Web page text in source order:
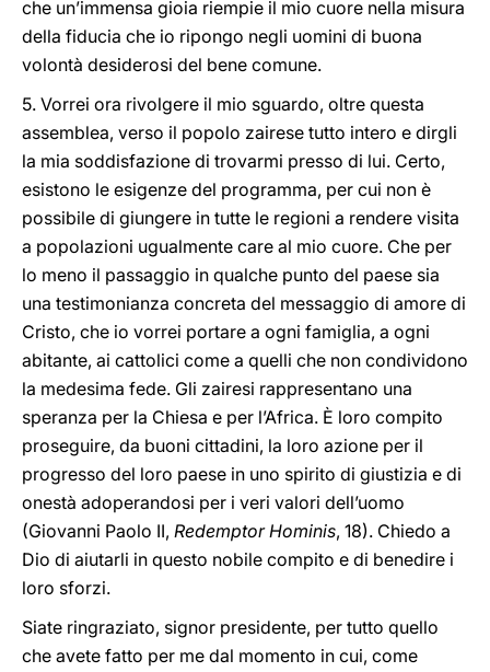
che un’immensa gioia riempie il mio cuore nella misura
della fiducia che io ripongo negli uomini di buona
volontà desiderosi del bene comune.
5. Vorrei ora rivolgere il mio sguardo, oltre questa
assemblea, verso il popolo zairese tutto intero e dirgli
la mia soddisfazione di trovarmi presso di lui. Certo,
esistono le esigenze del programma, per cui non è
possibile di giungere in tutte le regioni a rendere visita
a popolazioni ugualmente care al mio cuore. Che per
lo meno il passaggio in qualche punto del paese sia
una testimonianza concreta del messaggio di amore di
Cristo, che io vorrei portare a ogni famiglia, a ogni
abitante, ai cattolici come a quelli che non condividono
la medesima fede. Gli zairesi rappresentano una
speranza per la Chiesa e per l’Africa. È loro compito
proseguire, da buoni cittadini, la loro azione per il
progresso del loro paese in uno spirito di giustizia e di
onestà adoperandosi per i veri valori dell’uomo
(Giovanni Paolo II, Redemptor Hominis, 18). Chiedo a
Dio di aiutarli in questo nobile compito e di benedire i
loro sforzi.
Siate ringraziato, signor presidente, per tutto quello
che avete fatto per me dal momento in cui, come